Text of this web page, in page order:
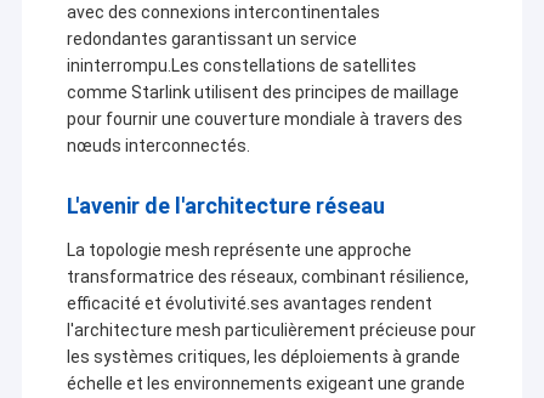
avec des connexions intercontinentales
redondantes garantissant un service
ininterrompu.Les constellations de satellites
comme Starlink utilisent des principes de maillage
pour fournir une couverture mondiale à travers des
nœuds interconnectés.
L'avenir de l'architecture réseau
La topologie mesh représente une approche
transformatrice des réseaux, combinant résilience,
efficacité et évolutivité.ses avantages rendent
l'architecture mesh particulièrement précieuse pour
les systèmes critiques, les déploiements à grande
échelle et les environnements exigeant une grande